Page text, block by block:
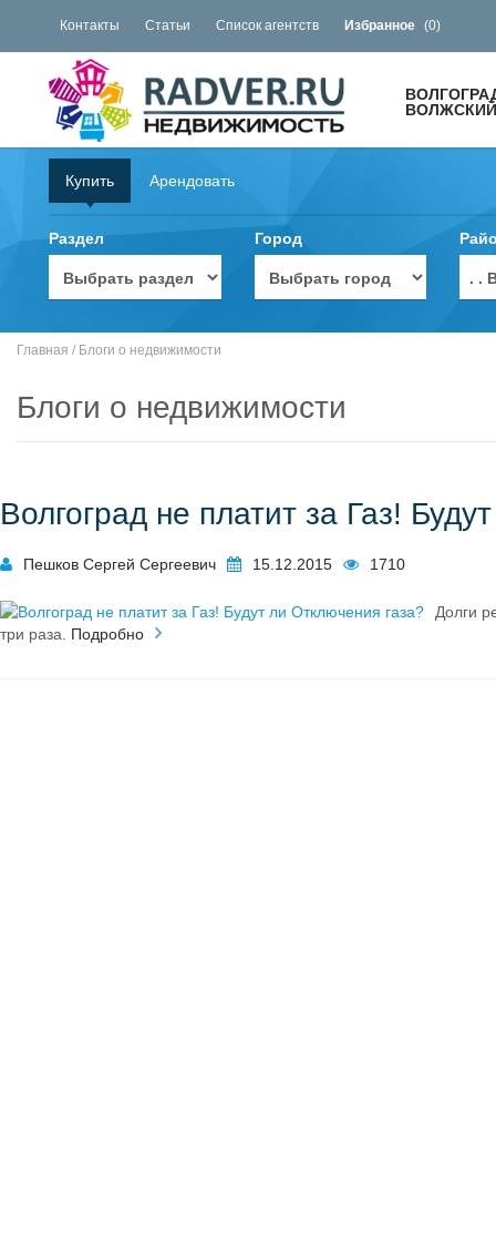
Контакты Статьи Список агентств Избранное (0)
ВОЛЖСКИЙ
Купить Арендовать
Раздел Город
. .
Главная / Блоги о недвижимости
Блоги о недвижимости
Волгоград не платит за Газ!
Пешков Сергей Сергеевич 15.12.2015 1710
Долги
три раза. Подробно